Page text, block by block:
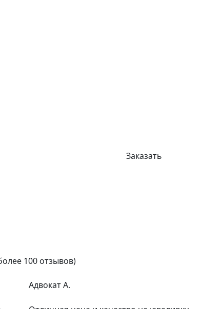
Заказать
100 отзывов)
Адвокат А.